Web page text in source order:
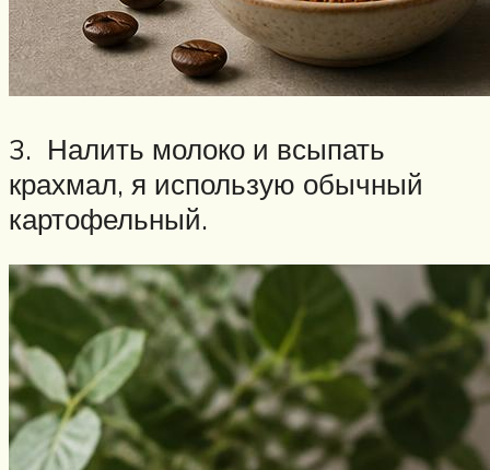
3. Налить молоко и всыпать
крахмал, я использую обычный
картофельный.